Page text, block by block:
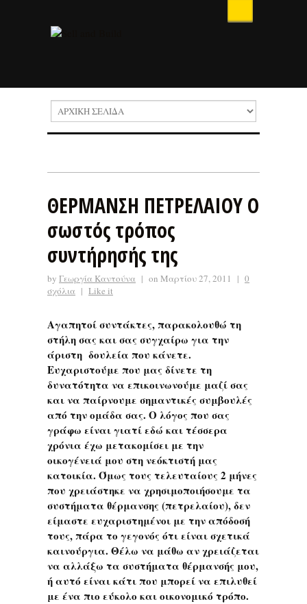
ΘΕΡΜΑΝΣΗ ΠΕΤΡΕΛΑΙΟΥ Ο
σωστός τρόπος
συντήρησής της
by Γεωργία Καντούνα | on Μαρτίου 27, 2011 | 0
σχόλια | Like it
Αγαπητοί συντάκτες, παρακολουθώ τη
στήλη σας και σας συγχαίρω για την
άριστη δουλεία που κάνετε.
Ευχαριστούμε που μας δίνετε τη
δυνατότητα να επικοινωνούμε μαζί σας
και να παίρνουμε σημαντικές συμβουλές
από την ομάδα σας. Ο λόγος που σας
γράφω είναι γιατί εδώ και τέσσερα
χρόνια έχω μετακομίσει με την
οικογένειά μου στη νεόκτιστή μας
κατοικία. Όμως τους τελευταίους 2 μήνες
που χρειάστηκε να χρησιμοποιήσουμε τα
συστήματα θέρμανσης (πετρελαίου), δεν
είμαστε ευχαριστημένοι με την απόδοσή
τους, πάρα το γεγονός ότι είναι σχετικά
καινούργια. Θέλω να μάθω αν χρειάζεται
να αλλάξω τα συστήματα θέρμανσής μου,
ή αυτό είναι κάτι που μπορεί να επιλυθεί
με ένα πιο εύκολο και οικονομικό τρόπο.